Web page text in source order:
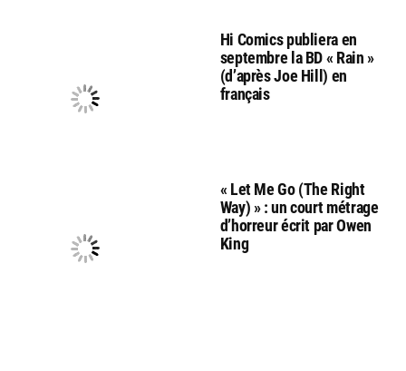
Hi Comics publiera en
septembre la BD « Rain »
(d’après Joe Hill) en
français
« Let Me Go (The Right
Way) » : un court métrage
d’horreur écrit par Owen
King